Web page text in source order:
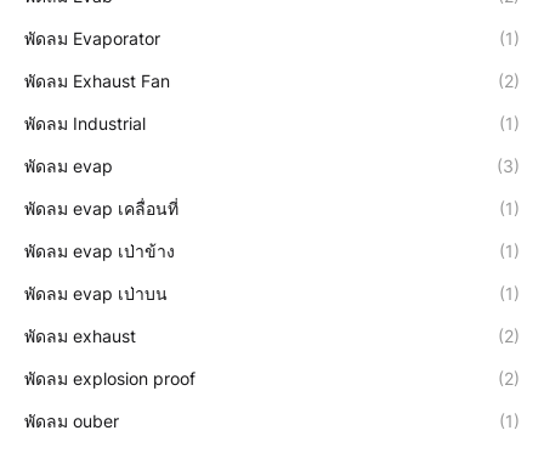
พัดลม Evaporator (1)
พัดลม Exhaust Fan (2)
พัดลม Industrial (1)
พัดลม evap (3)
พัดลม evap เคลื่อนที่ (1)
พัดลม evap เป่าข้าง (1)
พัดลม evap เป่าบน (1)
พัดลม exhaust (2)
พัดลม explosion proof (2)
พัดลม ouber (1)